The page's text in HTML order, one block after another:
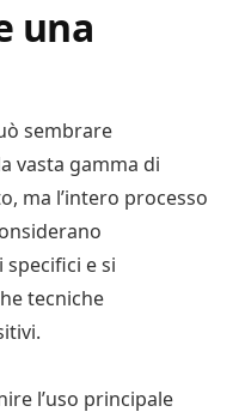
una
sembrare
vasta gamma di
ma l’intero processo
e si
tecniche
l’uso principale